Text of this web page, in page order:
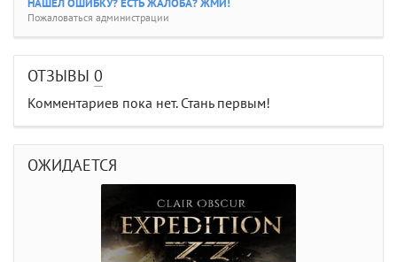
НАШЕЛ ОШИБКУ? ЕСТЬ ЖАЛОБА? ЖМИ!
Пожаловаться администрации
ОТЗЫВЫ 0
Комментариев пока нет. Стань первым!
ОЖИДАЕТСЯ